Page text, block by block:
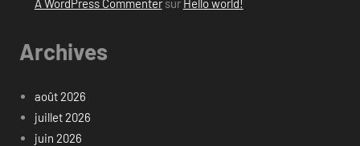
A WordPress Commentersur Hello world!
Archives
août 2026
juillet 2026
juin 2026